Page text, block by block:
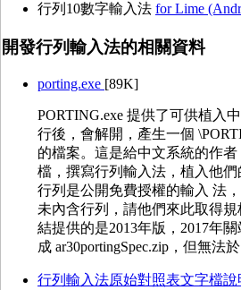
行列10數字輸入法 for Lime
開發行列輸入法的相關資料
porting.exe [89K]
PORTING.exe 提供了可供植入
行後，會解開，產生一個
的檔案。這是給中文系統的作
檔，撰寫行列輸入法，植入他們
行列是公開免費授權的輸入 法
未內含行列，請他們來此取得
結提供的是2013年版，2017年
成 ar30portingSpec.zip，但無法
行列輸入法原始對照表文字檔說